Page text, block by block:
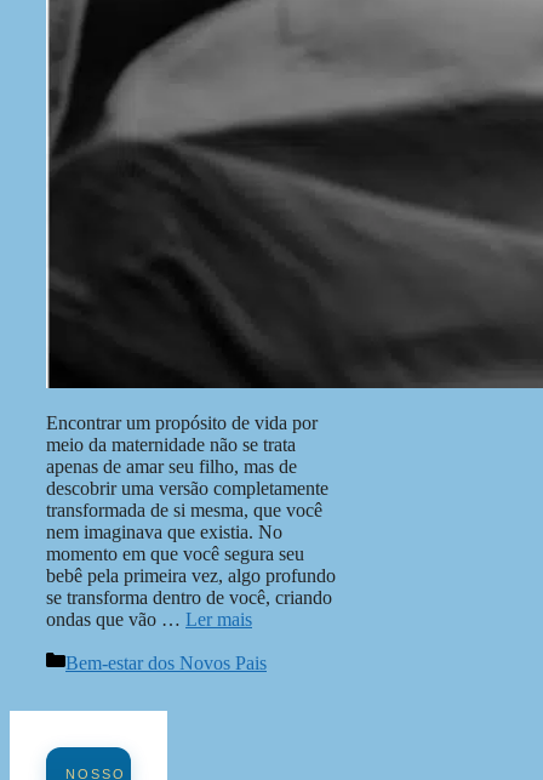
Encontrar um propósito de vida por
meio da maternidade não se trata
apenas de amar seu filho, mas de
descobrir uma versão completamente
transformada de si mesma, que você
nem imaginava que existia. No
momento em que você segura seu
bebê pela primeira vez, algo profundo
se transforma dentro de você, criando
ondas que vão … Ler mais
Categorias
Bem-estar dos Novos Pais
NOSSO